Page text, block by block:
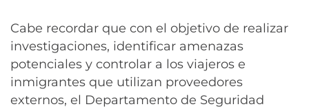
Cabe recordar que con el objetivo de realizar
investigaciones, identificar amenazas
potenciales y controlar a los viajeros e
inmigrantes que utilizan proveedores
externos, el Departamento de Seguridad